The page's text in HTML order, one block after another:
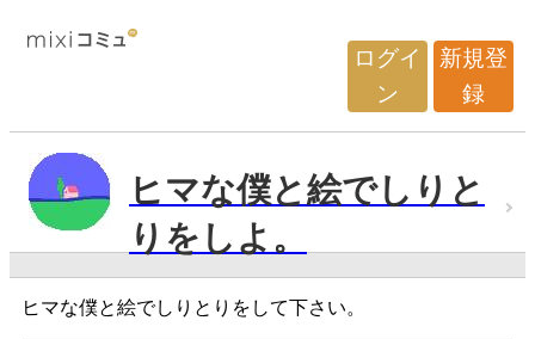
ログイ
ン
新規登
録
ヒマな僕と絵でしりと
りをしよ。
ヒマな僕と絵でしりとりをして下さい。